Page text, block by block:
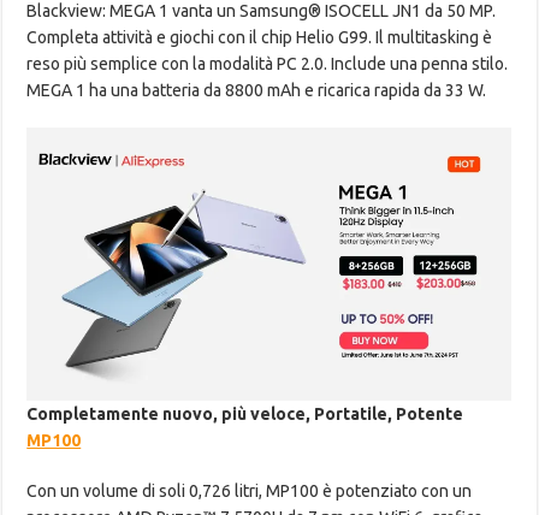
Blackview: MEGA 1 vanta un Samsung® ISOCELL JN1 da 50 MP.
Completa attività e giochi con il chip Helio G99. Il multitasking è
reso più semplice con la modalità PC 2.0. Include una penna stilo.
MEGA 1 ha una batteria da 8800 mAh e ricarica rapida da 33 W.
Completamente nuovo, più veloce, Portatile, Potente
MP100
Con un volume di soli 0,726 litri, MP100 è potenziato con un